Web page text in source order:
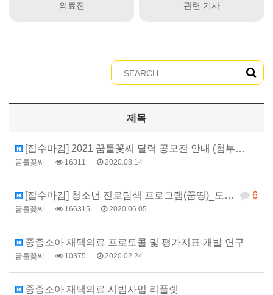
의료진 관련 기사
제목
[접수마감] 2021 꿈틀꽃씨 달력 공모전 안내 (첨부…
꿈틀꽃씨 16311 2020.08.14
6
[접수마감] 청소년 진로탐색 프로그램(꿈띵)_도서 신청…
꿈틀꽃씨 166315 2020.06.05
중증소아 재택의료 프로토콜 및 평가지표 개발 연구
꿈틀꽃씨 10375 2020.02.24
중증소아 재택의료 시범사업 리플렛